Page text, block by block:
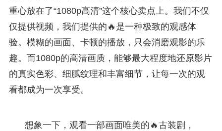
重心放在了“1080p高清”这个核心卖点上。我们不仅
仅提供视频，我们提供的🔥是一种极致的观感体
验。模糊的画面、卡顿的播放，只会消磨观影的乐
趣。而1080p的高清画质，能够最大程度地还原影片
的真实色彩、细腻纹理和丰富细节，让每一次的观
看都成为一次享受。
想象一下，观看一部画面唯美的🔥古装剧，